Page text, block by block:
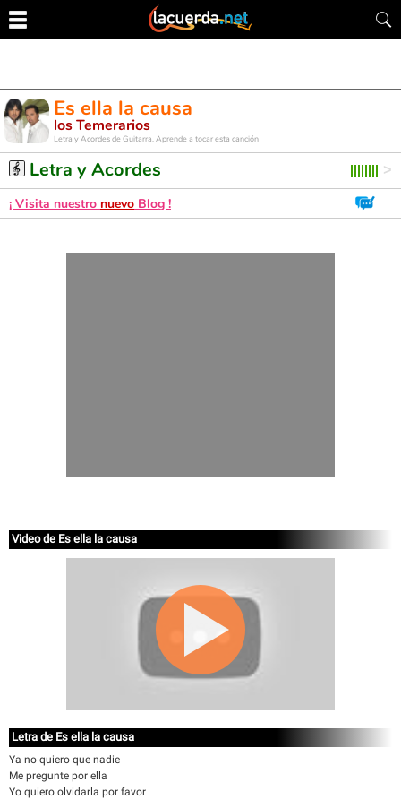
Es ella la causa
los Temerarios
Letra y Acordes de Guitarra. Aprende a tocar esta canción
Letra y Acordes
¡ Visita nuestro nuevo Blog !
Video de Es ella la causa
Letra de Es ella la causa
Ya no quiero que nadie
Me pregunte por ella
Yo quiero olvidarla por favor